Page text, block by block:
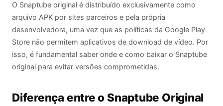
O Snaptube original é distribuído exclusivamente como
arquivo APK por sites parceiros e pela própria
desenvolvedora, uma vez que as políticas da Google Play
Store não permitem aplicativos de download de vídeo. Por
isso, é fundamental saber onde e como baixar o Snaptube
original para evitar versões comprometidas.
Diferença entre o Snaptube Original